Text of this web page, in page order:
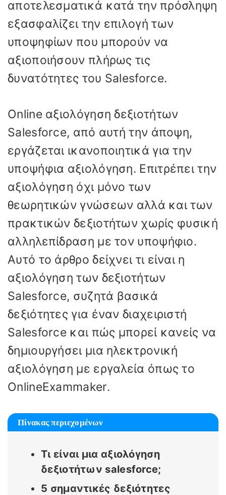
αποτελεσματικά κατά την πρόσληψη
εξασφαλίζει την επιλογή των
υποψηφίων που μπορούν να
αξιοποιήσουν πλήρως τις
δυνατότητες του Salesforce.
Online αξιολόγηση δεξιοτήτων
Salesforce, από αυτή την άποψη,
εργάζεται ικανοποιητικά για την
υποψήφια αξιολόγηση. Επιτρέπει την
αξιολόγηση όχι μόνο των
θεωρητικών γνώσεων αλλά και των
πρακτικών δεξιοτήτων χωρίς φυσική
αλληλεπίδραση με τον υποψήφιο.
Αυτό το άρθρο δείχνει τι είναι η
αξιολόγηση των δεξιοτήτων
Salesforce, συζητά βασικά
δεξιότητες για έναν διαχειριστή
Salesforce και πώς μπορεί κανείς να
δημιουργήσει μια ηλεκτρονική
αξιολόγηση με εργαλεία όπως το
OnlineExammaker.
Πίνακας περιεχομένων
Τι είναι μια αξιολόγηση
δεξιοτήτων salesforce;
5 σημαντικές δεξιότητες